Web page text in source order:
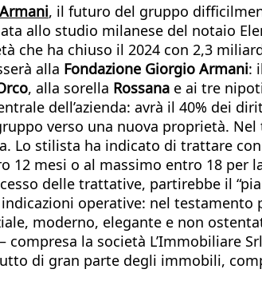
, il futuro del gruppo
allo studio milanese del notaio
che ha chiuso il 2024 con 2,3
alla Fondazione Giorgio Armani:
, alla sorella Rossana e ai tre
dell’azienda: avrà il 40% dei
verso una nuova proprietà.
Lo stilista ha indicato di trattare
12 mesi o al massimo entro 18 per
delle trattative, partirebbe il
operative: nel
moderno, elegante e non
compresa la società L’Immobiliare
di gran parte degli immobili,